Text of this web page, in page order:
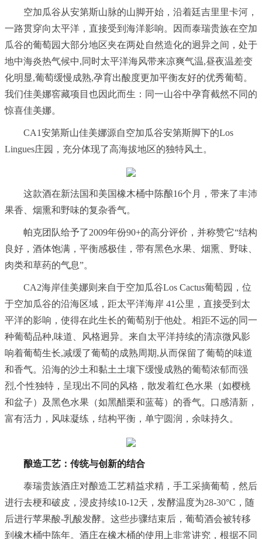
空加瓜谷从安第斯山脉的山脚开始，沿着廷吉里里卡河，
一路贯穿向太平洋，直接受到海洋影响。因而泰瑞贵族在空加
瓜谷的葡萄园大部分地区夹在两处自然造化的迥异之间，处于
地中海炎热气候中,同时太平洋海风带来凉爽气温,昼夜温差变
化明显,葡萄缓慢成熟,孕育出酸度更加平衡友好的优秀葡萄。
我们佳美娜窖藏项目也因此而生：同一山谷中孕育截然不同的
惊喜佳美娜。
CA1安第斯山佳美娜源自空加瓜谷安第斯脚下的Los
Lingues庄园，充分体现了高海拔地区的独特风土。
这款酒在新法国和美国橡木桶中陈酿16个月，带来了丰沛
果香、烟熏和野味的复杂香气。
帕克团队给予了2009年份90+的高分评价，并称赞它“结构
良好，酒体饱满，平衡感极佳，带有黑色水果、烟熏、野味、
肉类和草药的气息”。
CA2海岸佳美娜则来自于空加瓜谷Los Cactus葡萄园，位
于空加瓜谷的沿海区域，距太平洋海岸 41公里，直接受到太
平洋的影响，使得在此生长的葡萄别于他处。相距不远的同一
种葡萄品种,味道、风格迥异。来自太平洋持续的清凉微风影
响着葡萄生长,减缓了葡萄的成熟周期,从而保留了葡萄的味道
和香气。沿海的沙土和黏土土壤下缓慢成熟的葡萄浓郁而强
烈,个性独特，呈现出不同的风格，散发着红色水果（如樱桃
和盆子）及黑色水果（如黑醋栗和蓝莓）的香气。口感清新，
富有活力，风味凝练，结构平衡，单宁圆润，余味持久。
酿造工艺：传统与创新的结合
泰瑞贵族酒庄对酿造工艺精益求精，手工采摘葡萄，然后
进行去梗和破皮，浸皮持续10-12天，发酵温度为28-30°C，随
后进行苹果酸-乳酸发酵。这些步骤结束后，葡萄酒会被转移
到橡木桶中陈年。酒庄在橡木桶的使用上非常讲究，根据不同